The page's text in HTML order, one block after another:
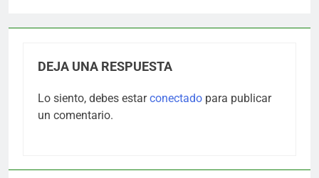
DEJA UNA RESPUESTA
Lo siento, debes estarconectado para publicar
un comentario.